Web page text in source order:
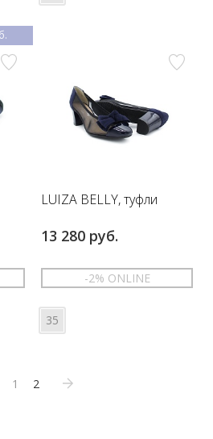
LUIZA BELLY, туфли
13 280 руб.
-2% ONLINE
35
1 2